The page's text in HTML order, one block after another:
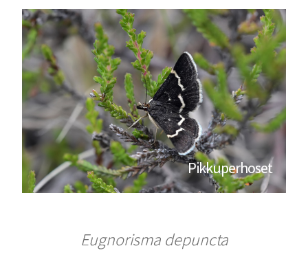
Pikkuperhoset
Eugnorisma depuncta